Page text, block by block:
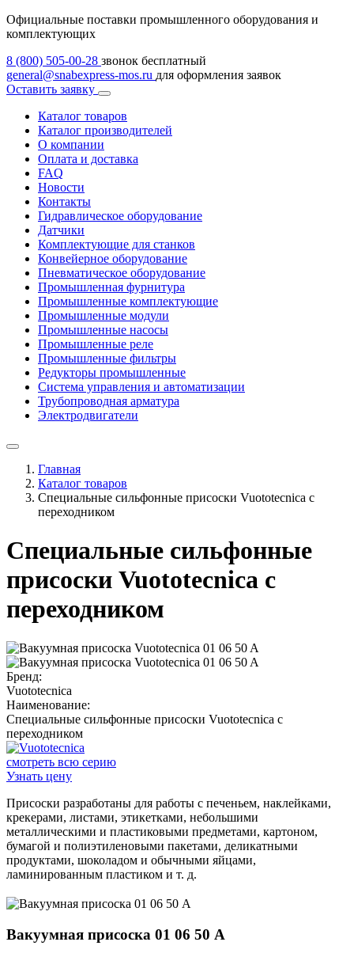
Официальные поставки промышленного оборудования и
комплектующих
8 (800) 505-00-28 звонок бесплатный
general@snabexpress-mos.ru для оформления заявок
Оставить заявку
Каталог товаров
Каталог производителей
О компании
Оплата и доставка
FAQ
Новости
Контакты
Гидравлическое оборудование
Датчики
Комплектующие для станков
Конвейерное оборудование
Пневматическое оборудование
Промышленная фурнитура
Промышленные комплектующие
Промышленные модули
Промышленные насосы
Промышленные реле
Промышленные фильтры
Редукторы промышленные
Система управления и автоматизации
Трубопроводная арматура
Электродвигатели
Главная
Каталог товаров
Специальные сильфонные присоски Vuototecnica с
переходником
Специальные сильфонные
присоски Vuototecnica с
переходником
Бренд:
Vuototecnica
Наименование:
Специальные сильфонные присоски Vuototecnica с
переходником
смотреть всю серию
Узнать цену
Присоски разработаны для работы с печеньем, наклейками,
крекерами, листами, этикетками, небольшими
металлическими и пластиковыми предметами, картоном,
бумагой и полиэтиленовыми пакетами, деликатными
продуктами, шоколадом и обычными яйцами,
ламинированным пластиком и т. д.
Вакуумная присоска 01 06 50 A